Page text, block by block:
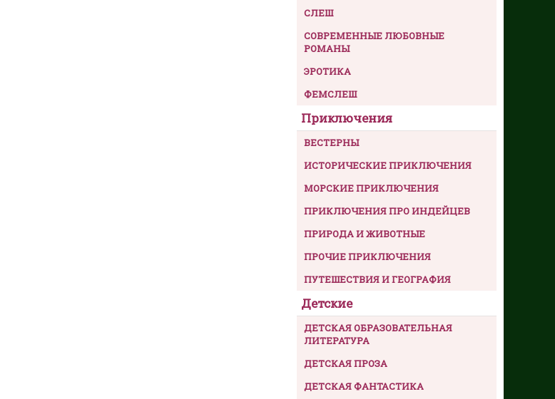
СЛЕШ
СОВРЕМЕННЫЕ ЛЮБОВНЫЕ
РОМАНЫ
ЭРОТИКА
ФЕМСЛЕШ
Приключения
ВЕСТЕРНЫ
ИСТОРИЧЕСКИЕ ПРИКЛЮЧЕНИЯ
МОРСКИЕ ПРИКЛЮЧЕНИЯ
ПРИКЛЮЧЕНИЯ ПРО ИНДЕЙЦЕВ
ПРИРОДА И ЖИВОТНЫЕ
ПРОЧИЕ ПРИКЛЮЧЕНИЯ
ПУТЕШЕСТВИЯ И ГЕОГРАФИЯ
Детские
ДЕТСКАЯ ОБРАЗОВАТЕЛЬНАЯ
ЛИТЕРАТУРА
ДЕТСКАЯ ПРОЗА
ДЕТСКАЯ ФАНТАСТИКА